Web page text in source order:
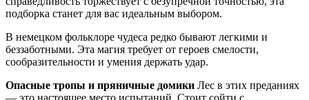
подборка станет для вас идеальным выбором.
В немецком фольклоре чудеса редко бывают легкими и
беззаботными. Эта магия требует от героев смелости,
сообразительности и умения держать удар.
Опасные тропы и пряничные домики Лес в этих преданиях